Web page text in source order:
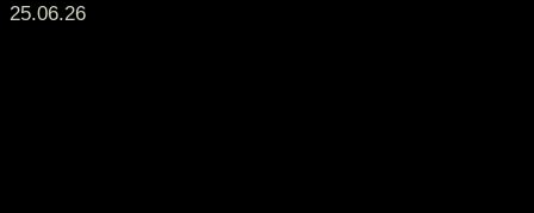
25.06.26